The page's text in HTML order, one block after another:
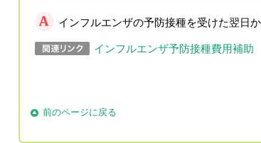
インフルエンザの予防接種を受けた翌日か
インフルエンザ予防接種費用補助
前のページに戻る